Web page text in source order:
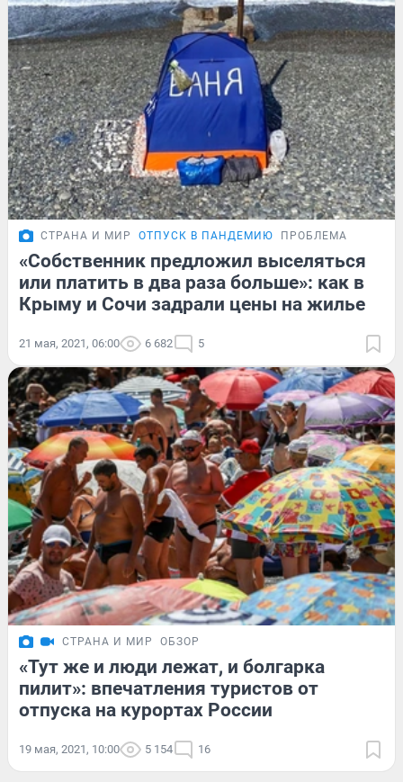
СТРАНА И МИР ОТПУСК В ПАНДЕМИЮ ПРОБЛЕМА
«Собственник предложил выселяться
или платить в два раза больше»: как в
Крыму и Сочи задрали цены на жилье
21 мая, 2021, 06:00 6 682 5
СТРАНА И МИР ОБЗОР
«Тут же и люди лежат, и болгарка
пилит»: впечатления туристов от
отпуска на курортах России
19 мая, 2021, 10:00 5 154 16